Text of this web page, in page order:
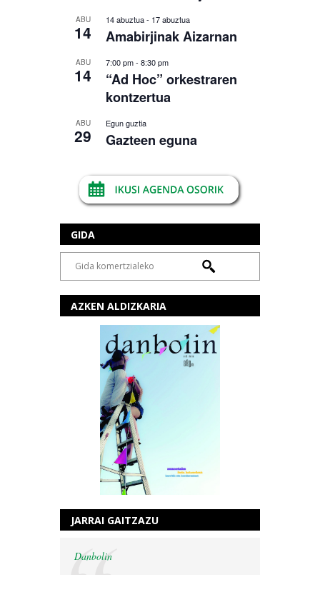
ABU
14
14 abuztua- 17 abuztua
Amabirjinak Aizarnan
ABU
14
7:00 pm- 8:30 pm
“Ad Hoc” orkestraren
kontzertua
ABU
29
Egun guztia
Gazteen eguna
GIDA
AZKEN ALDIZKARIA
JARRAI GAITZAZU
Danbolin